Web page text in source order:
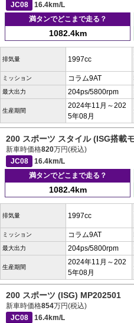
JC08
16.4km/L
満タンでどこまで走る？
1082.4km
排気量 1997cc
ミッション コラム9AT
最大出力 204ps/5800rpm
生産期間
2024年11月～202
5年08月
200 スポーツ スタイル (ISG搭載
新車時価格820万円(税込)
JC08
16.4km/L
満タンでどこまで走る？
1082.4km
排気量 1997cc
ミッション コラム9AT
最大出力 204ps/5800rpm
生産期間
2024年11月～202
5年08月
200 スポーツ (ISG) MP202501
新車時価格854万円(税込)
JC08
16.4km/L